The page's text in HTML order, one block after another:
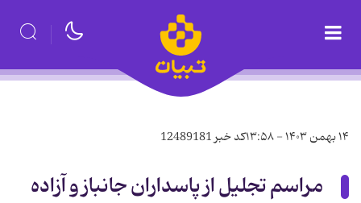
۱۴ بهمن ۱۴۰۳ - ۱۳:۵۸ کد خبر 12489181
مراسم تجلیل از پاسداران جانباز و آزاده